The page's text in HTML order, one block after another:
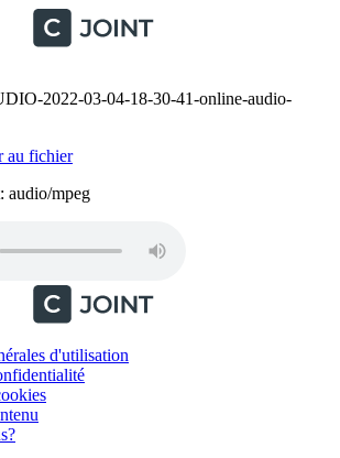
2022-03-04-18-30-41-online-audio-
au fichier
audio/mpeg
d'utilisation